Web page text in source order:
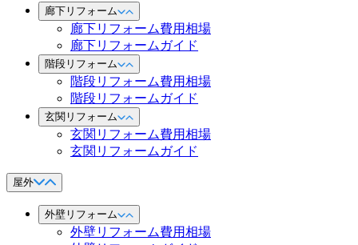
廊下リフォーム
廊下リフォーム費用相場
廊下リフォームガイド
階段リフォーム
階段リフォーム費用相場
階段リフォームガイド
玄関リフォーム
玄関リフォーム費用相場
玄関リフォームガイド
屋外
外壁リフォーム
外壁リフォーム費用相場